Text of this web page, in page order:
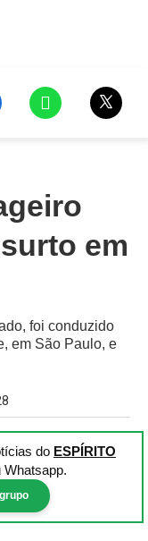
em
foi conduzido
em São Paulo, e
do ESPÍRITO
Whatsapp.